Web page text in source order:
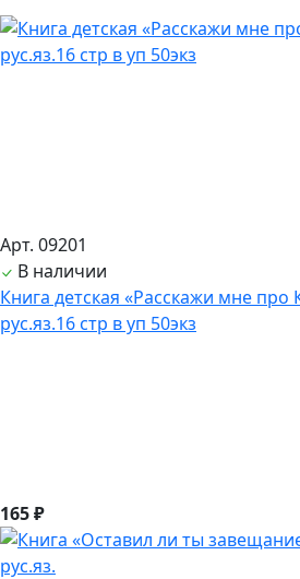
Арт. 09201
В наличии
Книга детская «Расскажи мне про
рус.яз.16 стр в уп 50экз
165 ₽